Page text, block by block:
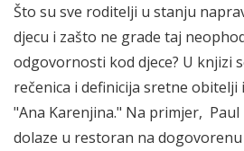
Što su sve roditelji u stanju
djecu i zašto ne grade taj
odgovornosti kod djece? U knjizi
rečenica i definicija sretne
"Ana Karenjina." Na primjer,
dolaze u restoran na